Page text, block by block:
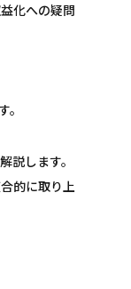
化への疑問
説します。
的に取り上